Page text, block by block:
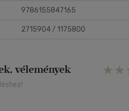
9786155847165
2715904 / 1175800
vélemények